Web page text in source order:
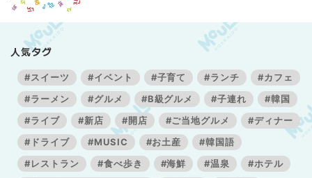
人気タグ
#スイーツ #イベント #子育て #ランチ
#カフェ
#ラーメン
#グルメ #B級グルメ #子連れ
#韓国
#ライブ
#新店 #開店 #ご当地グルメ
#ディナー
#ドライブ
#MUSIC #お土産
#韓国語
#レストラン
#食べ歩き #海鮮 #温泉
#ホテル